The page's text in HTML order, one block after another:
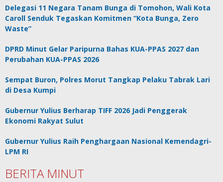
Delegasi 11 Negara Tanam Bunga di Tomohon, Wali Kota
Caroll Senduk Tegaskan Komitmen “Kota Bunga, Zero
Waste”
DPRD Minut Gelar Paripurna Bahas KUA-PPAS 2027 dan
Perubahan KUA-PPAS 2026
Sempat Buron, Polres Morut Tangkap Pelaku Tabrak Lari
di Desa Kumpi
Gubernur Yulius Berharap TIFF 2026 Jadi Penggerak
Ekonomi Rakyat Sulut
Gubernur Yulius Raih Penghargaan Nasional Kemendagri-
LPM RI
BERITA MINUT